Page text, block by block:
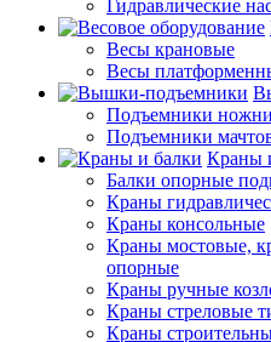
Гидравлические
Весы крановые
Весы
Подъемники
Подъемники
Краны
Балки опорные
Краны
Краны консольные
Краны мостовые,
опорные
Краны ручные
Краны стреловые
Краны